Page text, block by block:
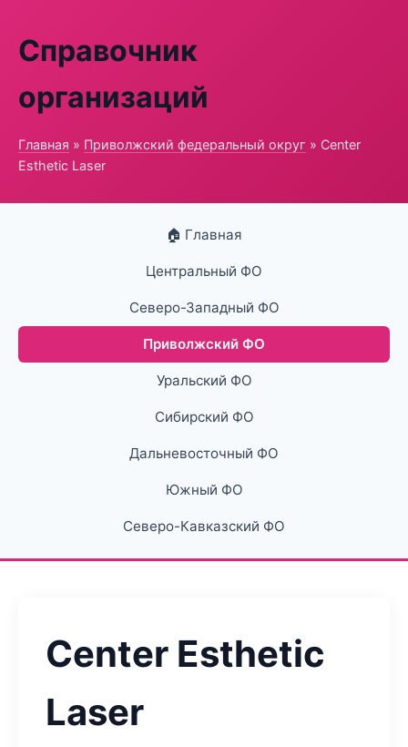
Справочник
организаций
Главная » Приволжский федеральный округ » Center
Esthetic Laser
🏠 Главная
Центральный ФО
Северо-Западный ФО
Приволжский ФО
Уральский ФО
Сибирский ФО
Дальневосточный ФО
Южный ФО
Северо-Кавказский ФО
Center Esthetic
Laser